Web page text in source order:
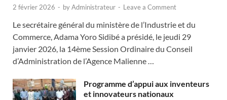
2 février 2026 - byAdministrateur - Leave a Comment
Le secrétaire général du ministère de l’Industrie et du
Commerce, Adama Yoro Sidibé a présidé, le jeudi 29
janvier 2026, la 14ème Session Ordinaire du Conseil
d’Administration de l’Agence Malienne …
Programme d’appui aux inventeurs
et innovateurs nationaux